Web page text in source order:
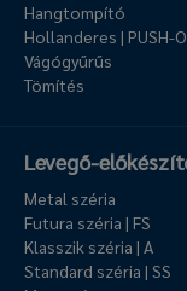
Hangtompító
Hollanderes | PUSH-
Vágógyűrűs
Tömítés
Levegő-
Metal széria
Futura széria | FS
Klasszik széria | A
Standard széria | SS